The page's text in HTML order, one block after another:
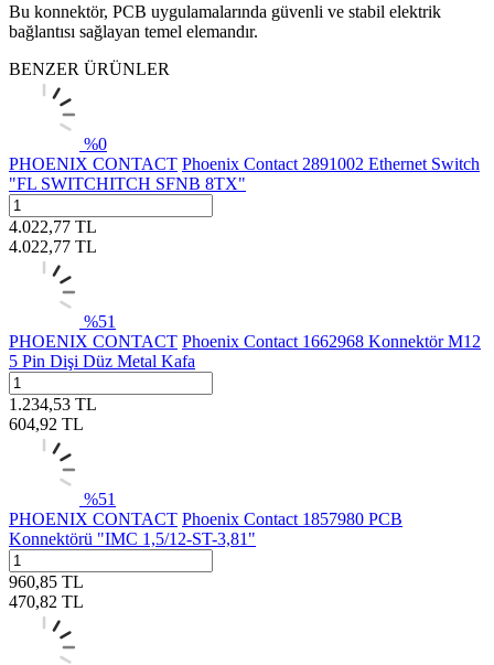
Bu konnektör, PCB uygulamalarında güvenli ve stabil elektrik
bağlantısı sağlayan temel elemandır.
BENZER ÜRÜNLER
%0
PHOENIX CONTACT Phoenix Contact 2891002 Ethernet Switch
"FL SWITCHITCH SFNB 8TX"
4.022,77 TL
4.022,77 TL
%51
PHOENIX CONTACT Phoenix Contact 1662968 Konnektör M12
5 Pin Dişi Düz Metal Kafa
1.234,53 TL
604,92 TL
%51
PHOENIX CONTACT Phoenix Contact 1857980 PCB
Konnektörü "IMC 1,5/12-ST-3,81"
960,85 TL
470,82 TL